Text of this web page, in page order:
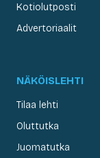
Kotiolutposti
Advertoriaalit
NÄKÖISLEHTI
Tilaa lehti
Oluttutka
Juomatutka